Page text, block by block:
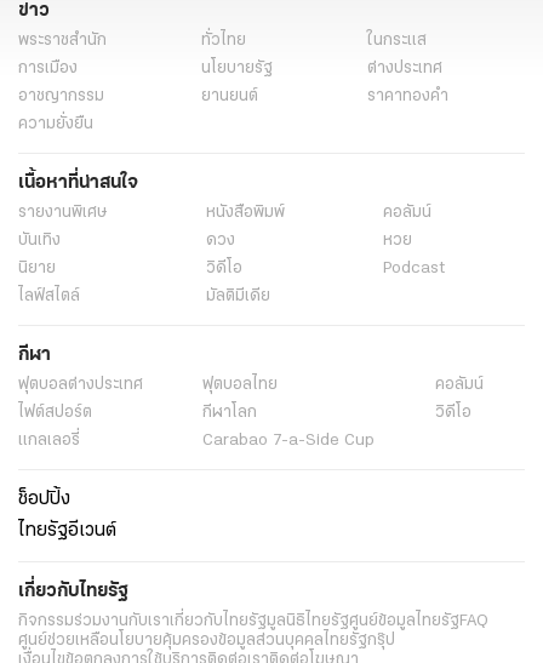
ข่าว
พระราชสำนัก ทั่วไทย
ในกระแส
การเมือง
นโยบายรัฐ
ต่างประเทศ
อาชญากรรม
ยานยนต์
ราคาทองคำ
ความยั่งยืน
เนื้อหาที่น่าสนใจ
รายงานพิเศษ หนังสือพิมพ์
คอลัมน์
บันเทิง
ดวง
หวย
นิยาย
วิดีโอ
Podcast
ไลฟ์สไตล์
มัลติมีเดีย
กีฬา
ฟุตบอลต่่างประเทศ ฟุตบอลไทย
คอลัมน์
ไฟต์สปอร์ต
กีฬาโลก
วิดีโอ
แกลเลอรี่
Carabao 7-a-Side Cup
ช็อปปิ้ง
ไทยรัฐอีเวนต์
เกี่ยวกับไทยรัฐ
กิจกรรมร่วมงานกับเราเกี่ยวกับไทยรัฐมูลนิธิไทยรัฐศูนย์ข้อมูลไทยรัฐFAQ
ศูนย์ช่วยเหลือนโยบายคุ้มครองข้อมูลส่วนบุคคลไทยรัฐกรุ๊ป